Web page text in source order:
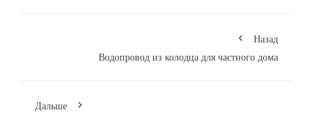
Назад
Водопровод из колодца для частного дома
Дальше